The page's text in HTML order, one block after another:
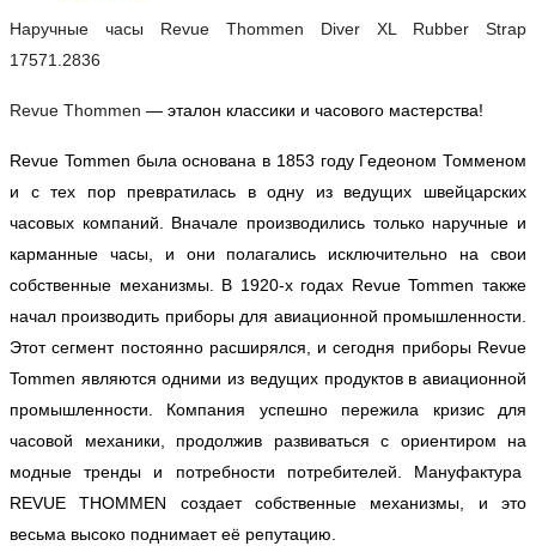
Наручные часы Revue Thommen Diver XL Rubber Strap
17571.2836
Revue Thommen — эталон классики и часового мастерства!
Revue Tommen была основана в 1853 году Гедеоном Томменом
и с тех пор превратилась в одну из ведущих швейцарских
часовых компаний. Вначале производились только наручные и
карманные часы, и они полагались исключительно на свои
собственные механизмы. В 1920-х годах Revue Tommen также
начал производить приборы для авиационной промышленности.
Этот сегмент постоянно расширялся, и сегодня приборы Revue
Tommen являются одними из ведущих продуктов в авиационной
промышленности. Компания успешно пережила кризис для
часовой механики, продолжив развиваться с ориентиром на
модные тренды и потребности потребителей. Мануфактура
REVUE THOMMEN создает собственные механизмы, и это
весьма высоко поднимает её репутацию.